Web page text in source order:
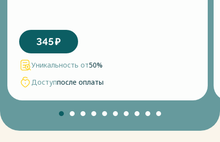
345₽
Уникальность от50%
Доступпосле оплаты